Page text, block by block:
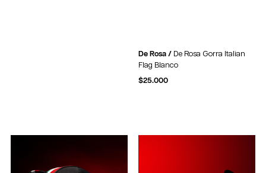
De Rosa / De Rosa Gorra Italian
Flag Blanco
$25.000